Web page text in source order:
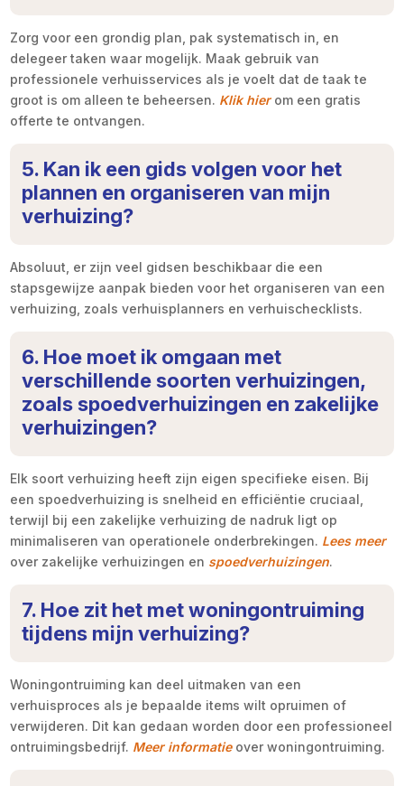
Zorg voor een grondig plan, pak systematisch in, en
delegeer taken waar mogelijk. Maak gebruik van
professionele verhuisservices als je voelt dat de taak te
groot is om alleen te beheersen. Klik hierom een gratis
offerte te ontvangen.
5. Kan ik een gids volgen voor het
plannen en organiseren van mijn
verhuizing?
Absoluut, er zijn veel gidsen beschikbaar die een
stapsgewijze aanpak bieden voor het organiseren van een
verhuizing, zoals verhuisplanners en verhuischecklists.
6. Hoe moet ik omgaan met
verschillende soorten verhuizingen,
zoals spoedverhuizingen en zakelijke
verhuizingen?
Elk soort verhuizing heeft zijn eigen specifieke eisen. Bij
een spoedverhuizing is snelheid en efficiëntie cruciaal,
terwijl bij een zakelijke verhuizing de nadruk ligt op
minimaliseren van operationele onderbrekingen. Lees meer
over zakelijke verhuizingen en spoedverhuizingen.
7. Hoe zit het met woningontruiming
tijdens mijn verhuizing?
Woningontruiming kan deel uitmaken van een
verhuisproces als je bepaalde items wilt opruimen of
verwijderen. Dit kan gedaan worden door een professioneel
ontruimingsbedrijf. Meer informatieover woningontruiming.